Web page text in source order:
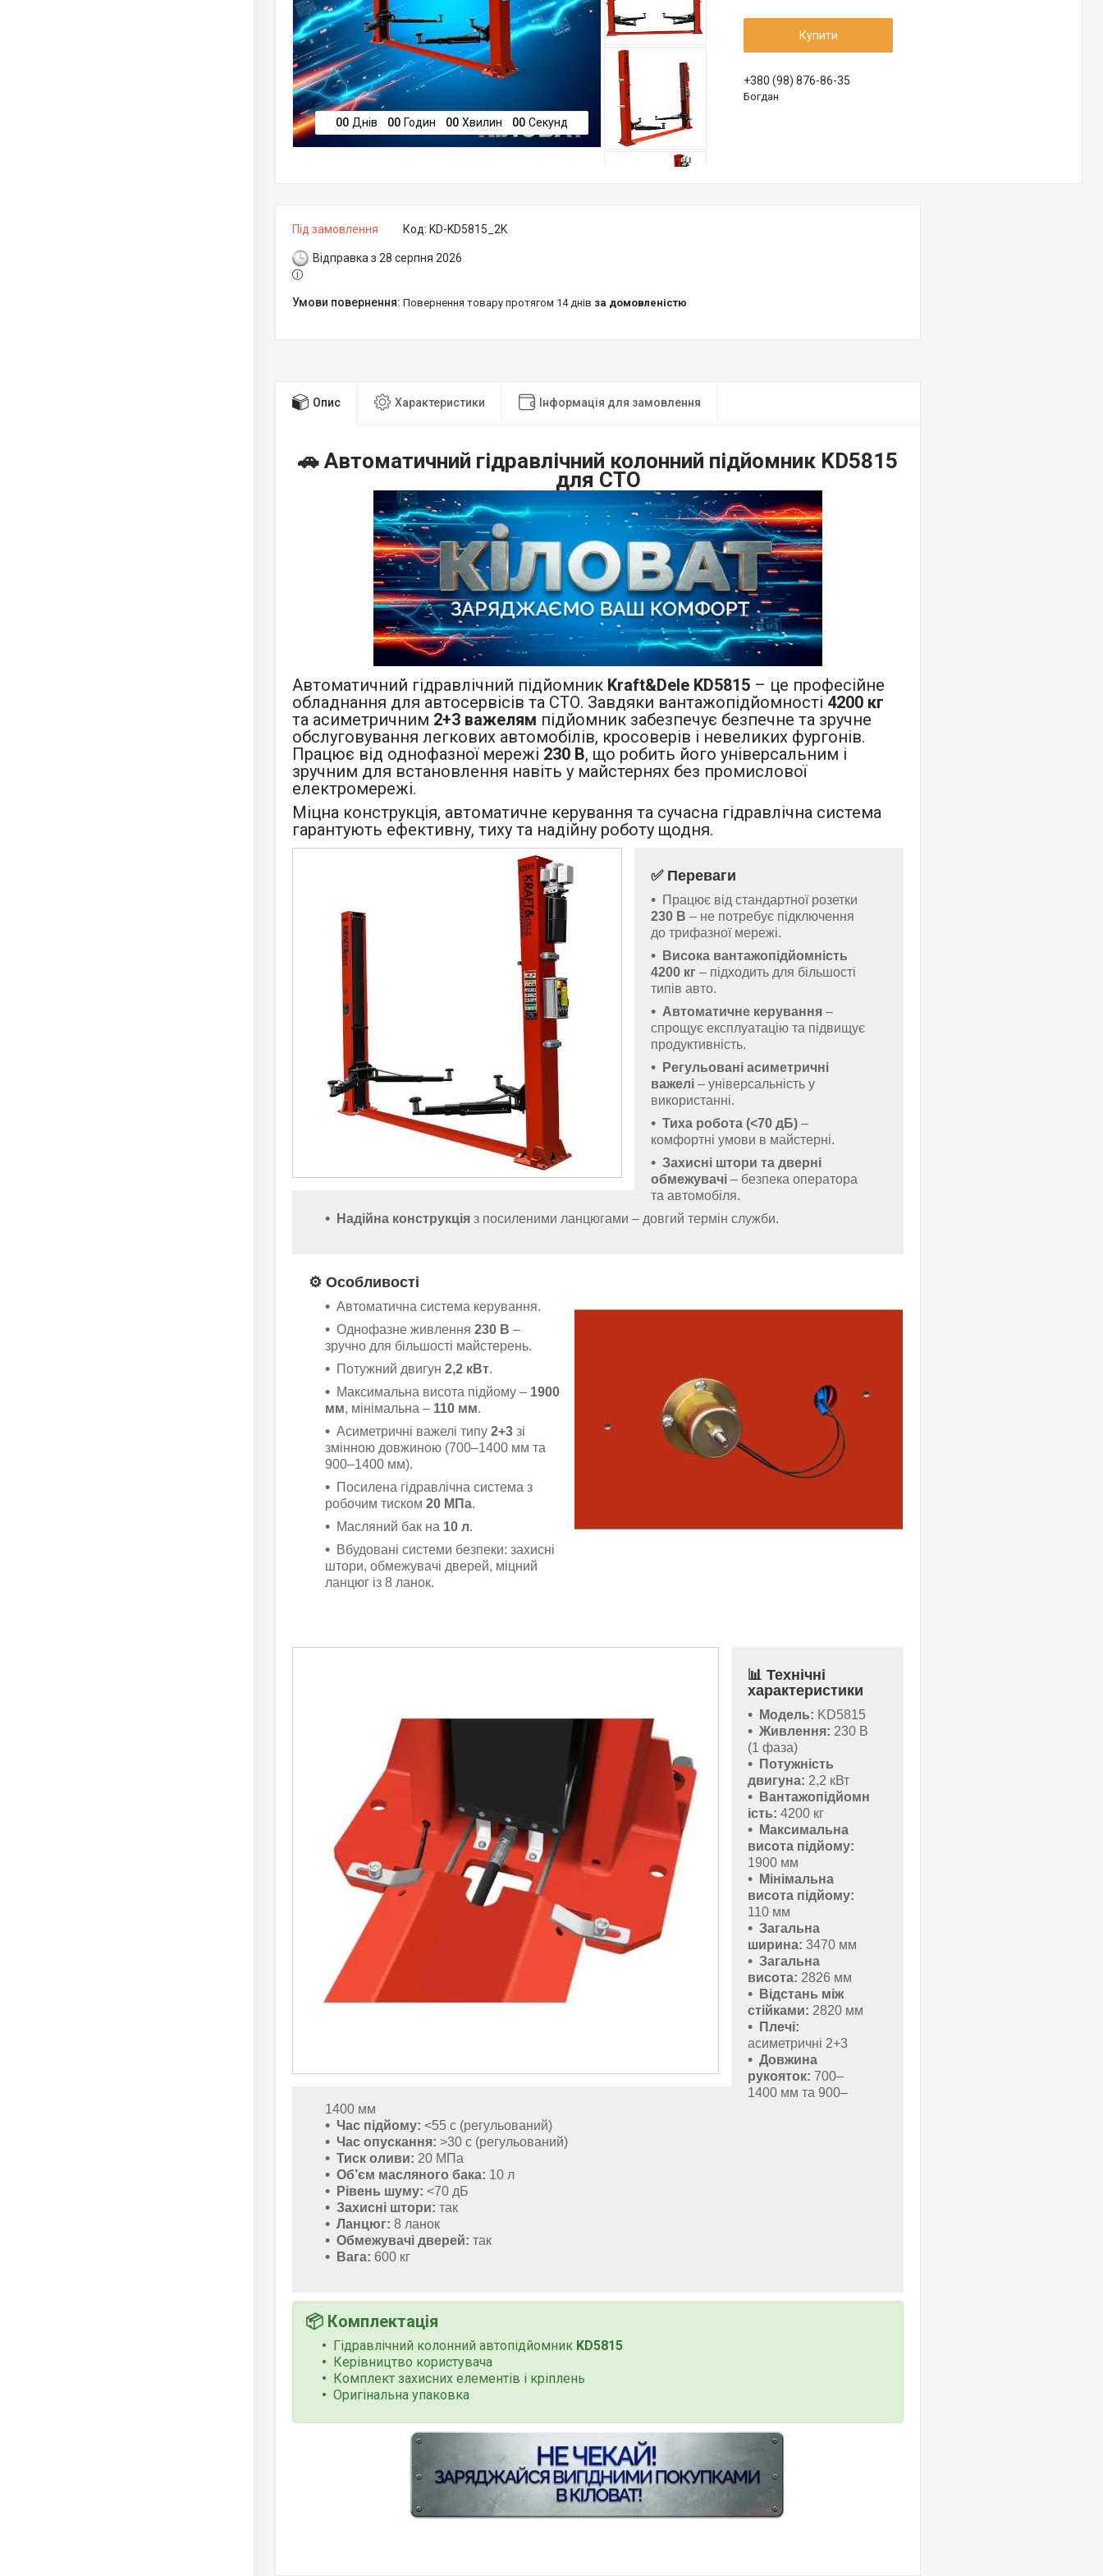
00 Днів 00 Годин 00 Хвилин 00 Секунд
Купити
+380 (98) 876-86-35
Богдан
Під замовлення Код: KD-KD5815_2K
Відправка з 28 серпня 2026
повернення товару протягом 14 днів за домовленістю
Опис Характеристики Інформація для замовлення
🚗 Автоматичний гідравлічний колонний підйомник KD5815
для СТО
Автоматичний гідравлічний підйомник Kraft&Dele KD5815 – це професійне
обладнання для автосервісів та СТО. Завдяки вантажопідйомності 4200 кг
та асиметричним 2+3 важелям підйомник забезпечує безпечне та зручне
обслуговування легкових автомобілів, кросоверів і невеликих фургонів.
Працює від однофазної мережі 230 В, що робить його універсальним і
зручним для встановлення навіть у майстернях без промислової
електромережі.
Міцна конструкція, автоматичне керування та сучасна гідравлічна система
гарантують ефективну, тиху та надійну роботу щодня.
✅ Переваги
Працює від стандартної розетки
230 В – не потребує підключення
до трифазної мережі.
Висока вантажопідйомність
4200 кг – підходить для більшості
типів авто.
Автоматичне керування –
спрощує експлуатацію та підвищує
продуктивність.
Регульовані асиметричні
важелі – універсальність у
використанні.
Тиха робота (<70 дБ) –
комфортні умови в майстерні.
Захисні штори та дверні
обмежувачі – безпека оператора
та автомобіля.
Надійна конструкція з посиленими ланцюгами – довгий термін служби.
⚙️ Особливості
Автоматична система керування.
Однофазне живлення 230 В –
зручно для більшості майстерень.
Потужний двигун 2,2 кВт.
Максимальна висота підйому – 1900
мм, мінімальна – 110 мм.
Асиметричні важелі типу 2+3 зі
змінною довжиною (700–1400 мм та
900–1400 мм).
Посилена гідравлічна система з
робочим тиском 20 МПа.
Масляний бак на 10 л.
Вбудовані системи безпеки: захисні
штори, обмежувачі дверей, міцний
ланцюг із 8 ланок.
📊 Технічні
характеристики
Модель: KD5815
Живлення: 230 В
(1 фаза)
Потужність
двигуна: 2,2 кВт
Вантажопідйомн
ість: 4200 кг
Максимальна
висота підйому:
1900 мм
Мінімальна
висота підйому:
110 мм
Загальна
ширина: 3470 мм
Загальна
висота: 2826 мм
Відстань між
стійками: 2820 мм
Плечі:
асиметричні 2+3
Довжина
рукояток: 700–
1400 мм та 900–
1400 мм
Час підйому: <55 с (регульований)
Час опускання: >30 с (регульований)
Тиск оливи: 20 МПа
Об’єм масляного бака: 10 л
Рівень шуму: <70 дБ
Захисні штори: так
Ланцюг: 8 ланок
Обмежувачі дверей: так
Вага: 600 кг
📦 Комплектація
Гідравлічний колонний автопідйомник KD5815
Керівництво користувача
Комплект захисних елементів і кріплень
Оригінальна упаковка